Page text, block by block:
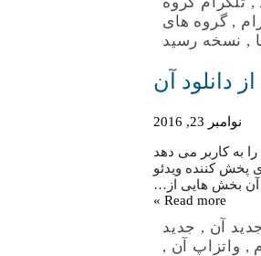
, گروه های
, نسخه رسید
دانلود آن
نوامبر 23, 2016
به کاربر می دهد
پخش کننده ویدئو
آن بخش هایی از…
Read more »
آن , جدید
, واتزاپ آن ,